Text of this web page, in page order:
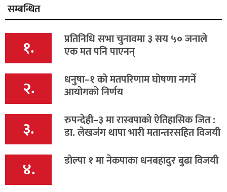
सम्बन्धित
१. प्रतिनिधि सभा चुनावमा ३ सय ५० जनाले
एक मत पनि पाएनन्
२. धनुषा–१ को मतपरिणाम घोषणा नगर्ने
आयोगको निर्णय
३. रुपन्देही–३ मा रास्वपाको ऐतिहासिक जित :
डा. लेखजंग थापा भारी मतान्तरसहित विजयी
४. डोल्पा १ मा नेकपाका धनबहादुर बुढा विजयी